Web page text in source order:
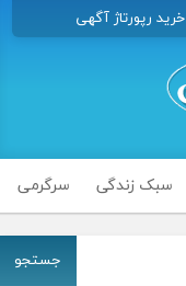
خرید رپورتاژ آگهی
سبک زندگی سرگرمی
جستجو